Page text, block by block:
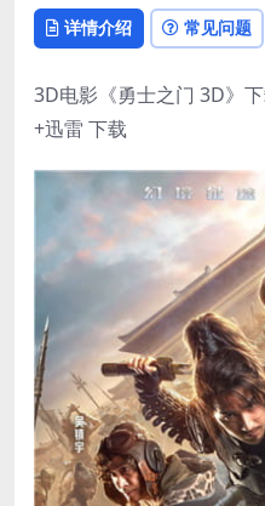
详情介绍 常见问题
3D电影《勇士之门 3D》
+迅雷 下载